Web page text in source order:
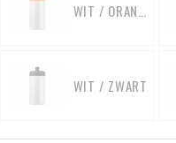
WIT / ZWART